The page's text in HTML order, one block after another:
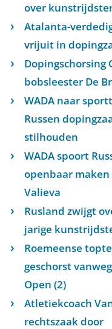
over
Atalanta-
vrijuit in
Dopingschorsing
bobsleester De
WADA naar
Russen
stilhouden
WADA spoort
openbaar
Valieva
Rusland zwijgt
jarige
Roemeense
geschorst
Open (2)
Atletiekcoach
rechtszaak door